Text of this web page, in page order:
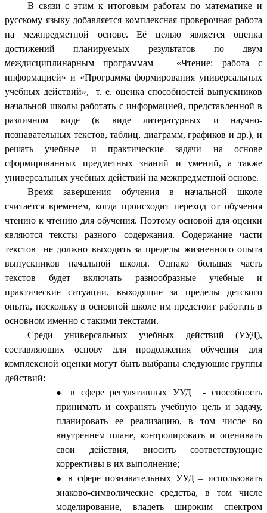
В связи с этим к итоговым работам по математике и
русскому языку добавляется комплексная проверочная работа
на межпредметной основе. Её целью является оценка
достижений планируемых результатов по двум
междисциплинарным программам – «Чтение: работа с
информацией» и «Программа формирования универсальных
учебных действий», т. е. оценка способностей выпускников
начальной школы работать с информацией, представленной в
различном виде (в виде литературных и научно-
познавательных текстов, таблиц, диаграмм, графиков и др.), и
решать учебные и практические задачи на основе
сформированных предметных знаний и умений, а также
универсальных учебных действий на межпредметной основе.
Время завершения обучения в начальной школе
считается временем, когда происходит переход от обучения
чтению к чтению для обучения. Поэтому основой для оценки
являются тексты разного содержания. Содержание части
текстов не должно выходить за пределы жизненного опыта
выпускников начальной школы. Однако большая часть
текстов будет включать разнообразные учебные и
практические ситуации, выходящие за пределы детского
опыта, поскольку в основной школе им предстоит работать в
основном именно с такими текстами.
Среди универсальных учебных действий (УУД),
составляющих основу для продолжения обучения для
комплексной оценки могут быть выбраны следующие группы
действий:
в сфере регулятивных УУД - способность
принимать и сохранять учебную цель и задачу,
планировать ее реализацию, в том числе во
внутреннем плане, контролировать и оценивать
свои действия, вносить соответствующие
коррективы в их выполнение;
в сфере познавательных УУД – использовать
знаково-символические средства, в том числе
моделирование, владеть широким спектром